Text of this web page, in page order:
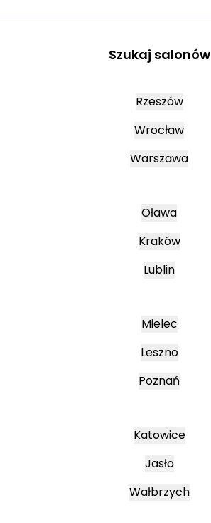
Szukaj salonów
Rzeszów
Wrocław
Warszawa
Oława
Kraków
Lublin
Mielec
Leszno
Poznań
Katowice
Jasło
Wałbrzych